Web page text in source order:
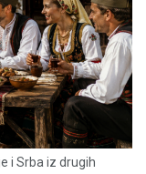
i Srba iz drugih